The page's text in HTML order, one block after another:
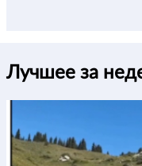
Лучшее за